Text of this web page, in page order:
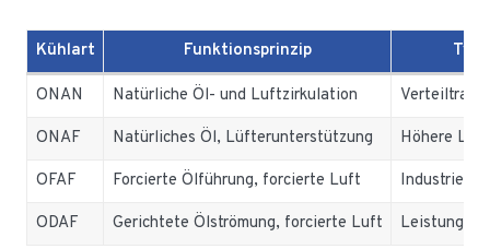
Kühlart Funktionsprinzip
ONAN Natürliche Öl- und Luftzirkulation
ONAF Natürliches Öl, Lüfterunterstützung Höhere
OFAF Forcierte Ölführung, forcierte Luft Industrie
ODAF Gerichtete Ölströmung, forcierte Luft